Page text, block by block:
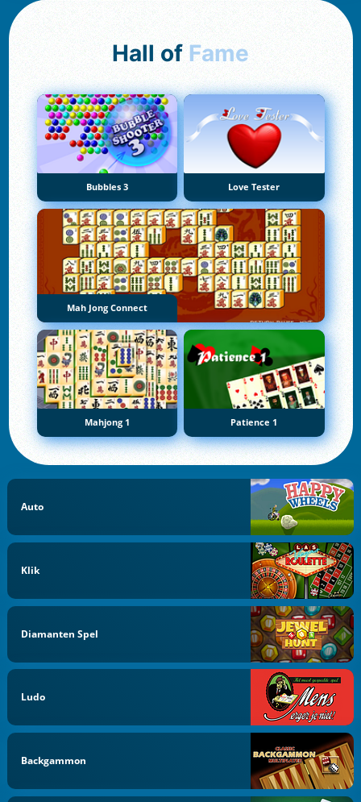
Hall of Fame
Bubbles 3 Love Tester
Mah Jong Connect
Mahjong 1 Patience 1
Auto
Klik
Diamanten Spel
Ludo
Backgammon